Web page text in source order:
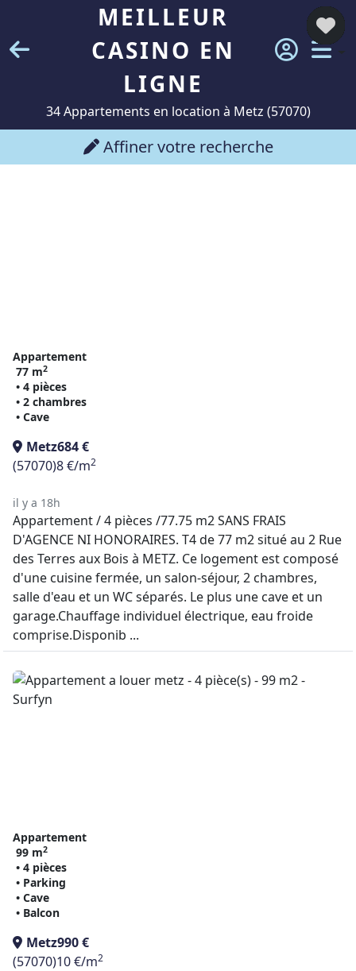
MEILLEUR
CASINO EN
LIGNE
34 Appartements en location à Metz (57070)
Affiner votre recherche
Appartement
77 m2
• 4 pièces
• 2 chambres
• Cave
Metz684 €
(57070)8 €/m2
il y a 18h
Appartement / 4 pièces /77.75 m2 SANS FRAIS
D'AGENCE NI HONORAIRES. T4 de 77 m2 situé au 2 Rue
des Terres aux Bois à METZ. Ce logement est composé
d'une cuisine fermée, un salon-séjour, 2 chambres,
salle d'eau et un WC séparés. Le plus une cave et un
garage.Chauffage individuel électrique, eau froide
comprise.Disponib ...
Appartement
99 m2
• 4 pièces
• Parking
• Cave
• Balcon
Metz990 €
(57070)10 €/m2